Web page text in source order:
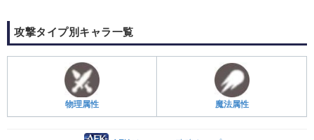
攻撃タイプ別キャラ一覧
物理属性 魔法属性